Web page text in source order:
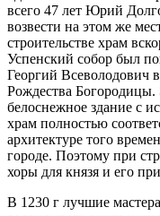
всего 47 лет Юрий
возвести на этом же
строительстве храм
Успенский собор был
Георгий Всеволодович
Рождества
белоснежное здание с
храм полностью
архитектуре того
городе. Поэтому при
хоры для князя и его
В 1230 г лучшие